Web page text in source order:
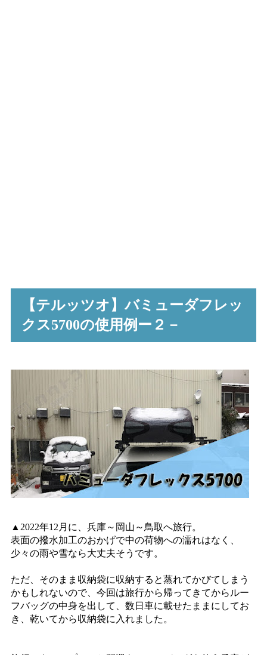
【テルッツオ】バミューダフレッ
クス5700の使用例ー２－
▲2022年12月に、兵庫～岡山～鳥取へ旅行。
表面の撥水加工のおかげで中の荷物への濡れはなく、
少々の雨や雪なら大丈夫そうです。
ただ、そのまま収納袋に収納すると蒸れてかびてしまう
かもしれないので、今回は旅行から帰ってきてからルー
フバッグの中身を出して、数日車に載せたままにしてお
き、乾いてから収納袋に入れました。